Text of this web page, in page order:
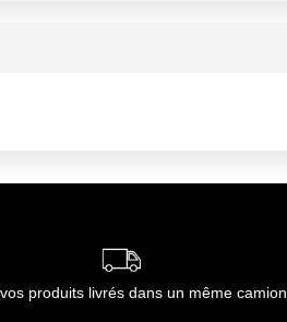
produits livrés dans un même camion